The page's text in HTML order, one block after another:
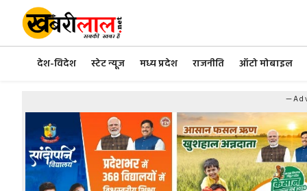
content
देश-विदेश स्टेट न्यूज मध्य प्रदेश राजनीति ऑटो मोबाइल